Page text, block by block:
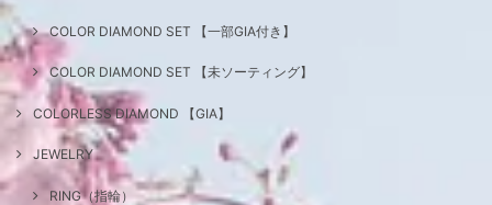
COLOR DIAMOND SET 【一部GIA付き】
COLOR DIAMOND SET 【未ソーティング】
COLORLESS DIAMOND 【GIA】
JEWELRY
RING（指輪）